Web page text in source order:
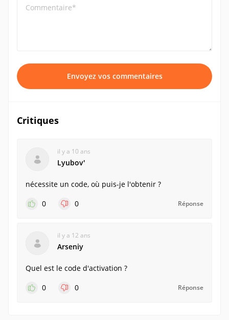
Commentaire*
Envoyez vos commentaires
Critiques
il y a 10 ans
Lyubovʹ
nécessite un code, où puis-je l'obtenir ?
0
0 Réponse
il y a 12 ans
Arseniy
Quel est le code d'activation ?
0
0 Réponse